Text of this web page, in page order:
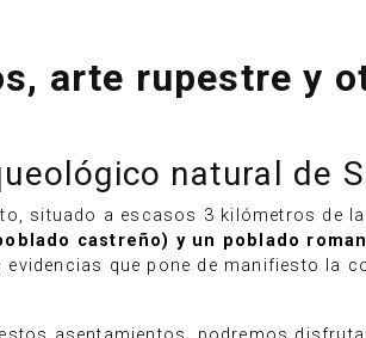
arte rupestre y
natural de
situado a escasos 3 kilómetros de
castreño) y un poblado
evidencias que pone de manifiesto la